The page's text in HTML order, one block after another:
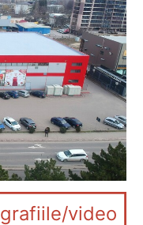
video